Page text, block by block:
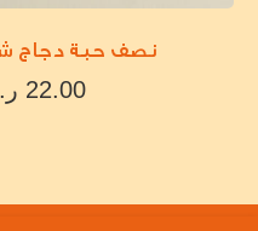
نصف حبة دجاج
22.00